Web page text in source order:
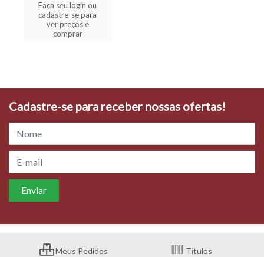
Faça seu login ou
cadastre-se para
ver preços e
comprar
Cadastre-se para receber nossas ofertas!
Meus Pedidos Títulos